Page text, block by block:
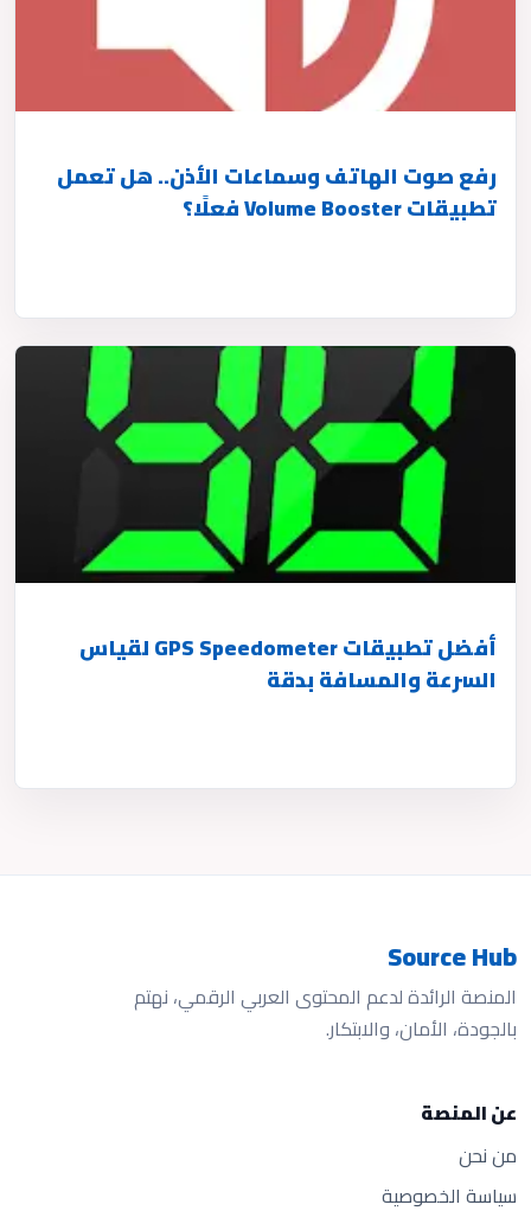
رفع صوت الهاتف وسماعات الأذن.. هل تعمل
تطبيقات Volume Booster فعلًا؟
أفضل تطبيقات GPS Speedometer لقياس
السرعة والمسافة بدقة
Source Hub
المنصة الرائدة لدعم المحتوى العربي الرقمي، نهتم
بالجودة، الأمان، والابتكار.
عن المنصة
من نحن
سياسة الخصوصية